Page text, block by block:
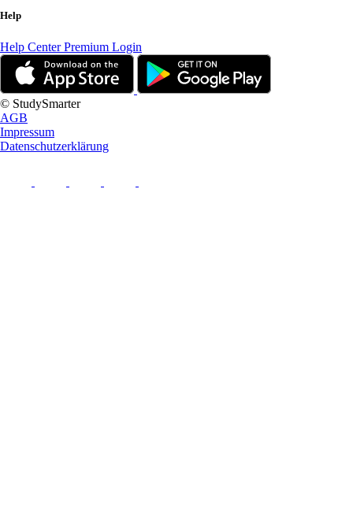
Help
Help CenterPremium Login
© StudySmarter
AGB
Impressum
Datenschutzerklärung